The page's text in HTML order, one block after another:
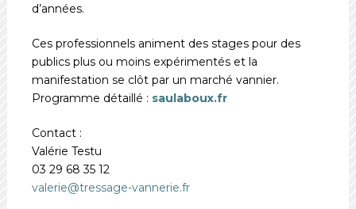
d’années.
Ces professionnels animent des stages pour des
publics plus ou moins expérimentés et la
manifestation se clôt par un marché vannier.
Programme détaillé : saulaboux.fr
Contact :
Valérie Testu
03 29 68 35 12
valerie@tressage-vannerie.fr